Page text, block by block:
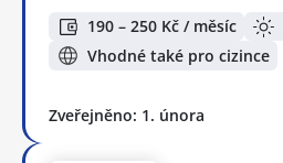
190 – 250 Kč / měsíc
Vhodné také pro cizince
Zveřejněno: 1. února